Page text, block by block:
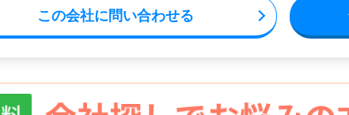
この会社に問い合わせる